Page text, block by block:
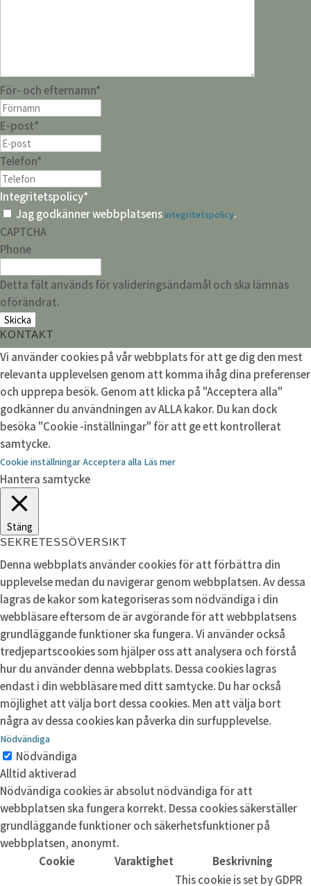
För- och efternamn*
E-post*
Telefon*
Integritetspolicy*
Jag godkänner webbplatsensintegritetspolicy.
CAPTCHA
Phone
Detta fält används för valideringsändamål och ska lämnas
oförändrat.
KONTAKT
Vi använder cookies på vår webbplats för att ge dig den mest
relevanta upplevelsen genom att komma ihåg dina preferenser
och upprepa besök. Genom att klicka på "Acceptera alla"
godkänner du användningen av ALLA kakor. Du kan dock
besöka "Cookie -inställningar" för att ge ett kontrollerat
samtycke.
Cookie inställningarAcceptera alla Läs mer
Hantera samtycke
Stäng
SEKRETESSÖVERSIKT
Denna webbplats använder cookies för att förbättra din
upplevelse medan du navigerar genom webbplatsen. Av dessa
lagras de kakor som kategoriseras som nödvändiga i din
webbläsare eftersom de är avgörande för att webbplatsens
grundläggande funktioner ska fungera. Vi använder också
tredjepartscookies som hjälper oss att analysera och förstå
hur du använder denna webbplats. Dessa cookies lagras
endast i din webbläsare med ditt samtycke. Du har också
möjlighet att välja bort dessa cookies. Men att välja bort
några av dessa cookies kan påverka din surfupplevelse.
Nödvändiga
Nödvändiga
Alltid aktiverad
Nödvändiga cookies är absolut nödvändiga för att
webbplatsen ska fungera korrekt. Dessa cookies säkerställer
grundläggande funktioner och säkerhetsfunktioner på
webbplatsen, anonymt.
Cookie
Varaktighet Beskrivning
This cookie is set by GDPR